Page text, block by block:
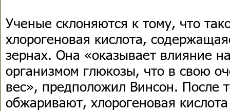
Ученые склоняются к тому, что
хлорогеновая кислота,
зернах. Она «оказывает влияние
организмом глюкозы, что в свою
вес», предположил Винсон. После
обжаривают, хлорогеновая